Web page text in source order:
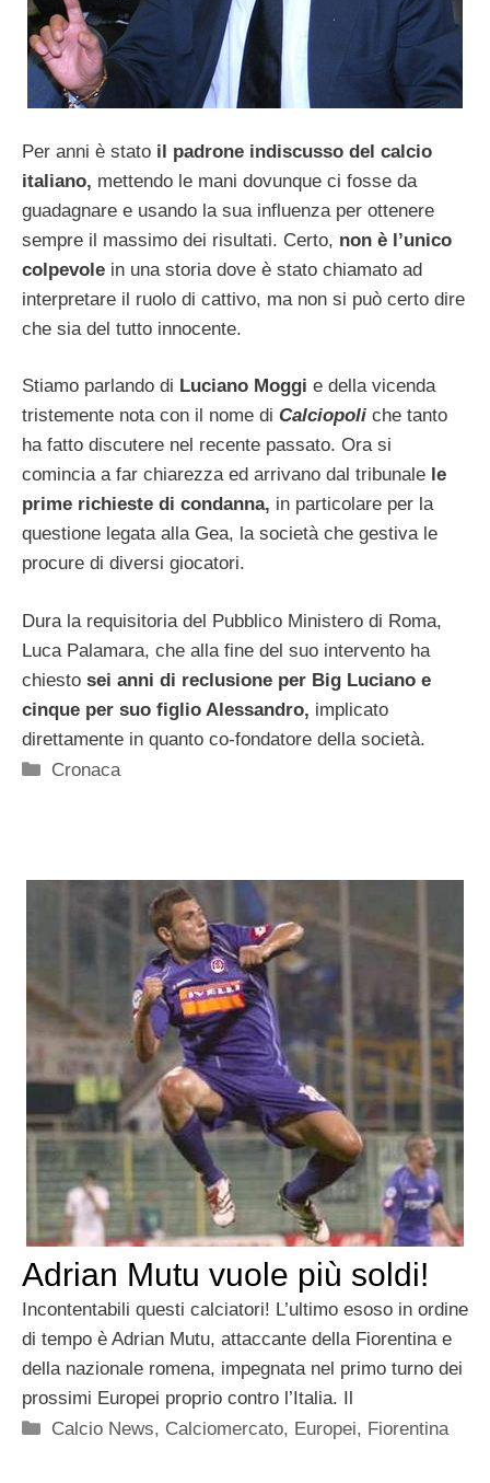
Per anni è stato il padrone indiscusso del calcio
italiano, mettendo le mani dovunque ci fosse da
guadagnare e usando la sua influenza per ottenere
sempre il massimo dei risultati. Certo, non è l’unico
colpevole in una storia dove è stato chiamato ad
interpretare il ruolo di cattivo, ma non si può certo dire
che sia del tutto innocente.
Stiamo parlando di Luciano Moggi e della vicenda
tristemente nota con il nome di Calciopoli che tanto
ha fatto discutere nel recente passato. Ora si
comincia a far chiarezza ed arrivano dal tribunale le
prime richieste di condanna, in particolare per la
questione legata alla Gea, la società che gestiva le
procure di diversi giocatori.
Dura la requisitoria del Pubblico Ministero di Roma,
Luca Palamara, che alla fine del suo intervento ha
chiesto sei anni di reclusione per Big Luciano e
cinque per suo figlio Alessandro, implicato
direttamente in quanto co-fondatore della società.
Categorie
Cronaca
Adrian Mutu vuole più soldi!
Incontentabili questi calciatori! L’ultimo esoso in ordine
di tempo è Adrian Mutu, attaccante della Fiorentina e
della nazionale romena, impegnata nel primo turno dei
prossimi Europei proprio contro l’Italia. Il
Categorie
Calcio News, Calciomercato, Europei, Fiorentina